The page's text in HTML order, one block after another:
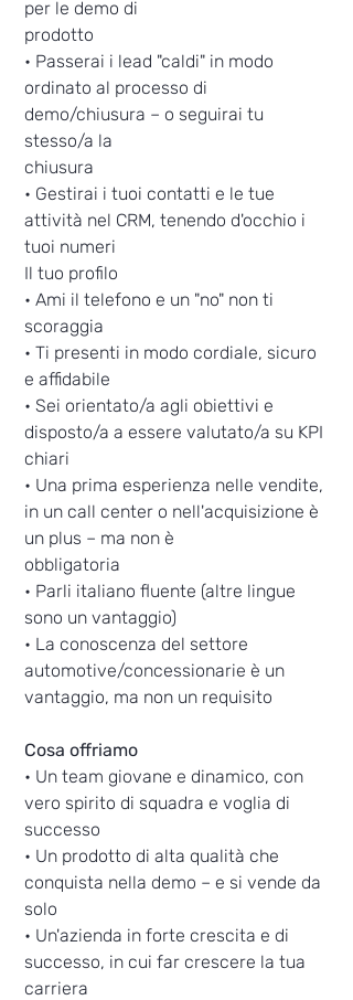
per le demo di
prodotto
• Passerai i lead "caldi" in modo
ordinato al processo di
demo/chiusura – o seguirai tu
stesso/a la
chiusura
• Gestirai i tuoi contatti e le tue
attività nel CRM, tenendo d'occhio i
tuoi numeri
Il tuo profilo
• Ami il telefono e un "no" non ti
scoraggia
• Ti presenti in modo cordiale, sicuro
e affidabile
• Sei orientato/a agli obiettivi e
disposto/a a essere valutato/a su KPI
chiari
• Una prima esperienza nelle vendite,
in un call center o nell'acquisizione è
un plus – ma non è
obbligatoria
• Parli italiano fluente (altre lingue
sono un vantaggio)
• La conoscenza del settore
automotive/concessionarie è un
vantaggio, ma non un requisito
Cosa offriamo
• Un team giovane e dinamico, con
vero spirito di squadra e voglia di
successo
• Un prodotto di alta qualità che
conquista nella demo – e si vende da
solo
• Un'azienda in forte crescita e di
successo, in cui far crescere la tua
carriera